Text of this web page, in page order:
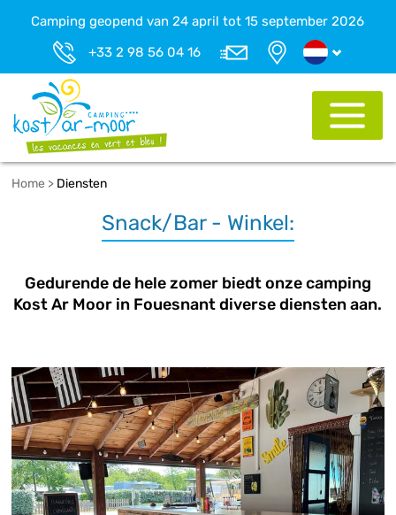
Camping geopend van 24 april tot 15 september 2026
+33 2 98 56 04 16
Home > Diensten
Snack/Bar - Winkel:
Gedurende de hele zomer biedt onze camping
Kost Ar Moor in Fouesnant diverse diensten aan.